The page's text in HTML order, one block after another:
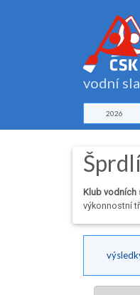
vodní
2026
Klub vodních
výkonnostní